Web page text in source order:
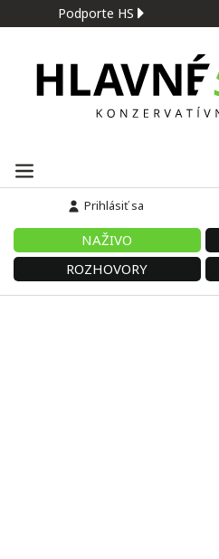
Podporte HS
Prihlásiť sa
NAŽIVO
ROZHOVORY